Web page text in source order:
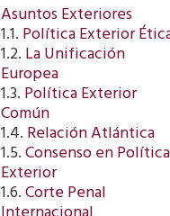
Asuntos Exteriores
1.1.Política Exterior
1.2.La Unificación
Europea
1.3.Política Exterior
Común
1.4.Relación Atlántica
1.5.Consenso en Política
Exterior
1.6.Corte Penal